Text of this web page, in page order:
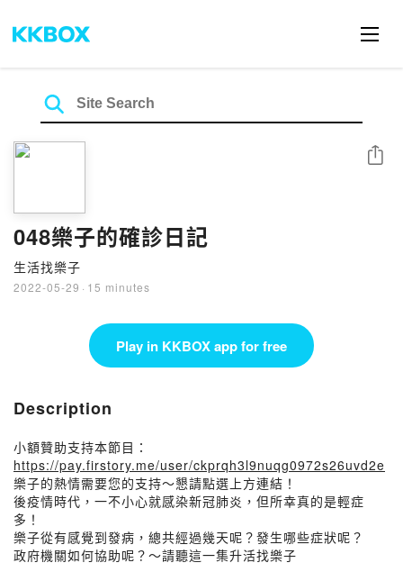
048樂子的確診日記
生活找樂子
2022-05-29 · 15 minutes
Share
Play in KKBOX app for free
Description
小額贊助支持本節目：
https://pay.firstory.me/user/ckprqh3l9nuqg0972s26uvd2e
樂子的熱情需要您的支持～懇請點選上方連結！
後疫情時代，一不小心就感染新冠肺炎，但所幸真的是輕症
多！
樂子從有感覺到發病，總共經過幾天呢？發生哪些症狀呢？
政府機關如何協助呢？～請聽這一集升活找樂子